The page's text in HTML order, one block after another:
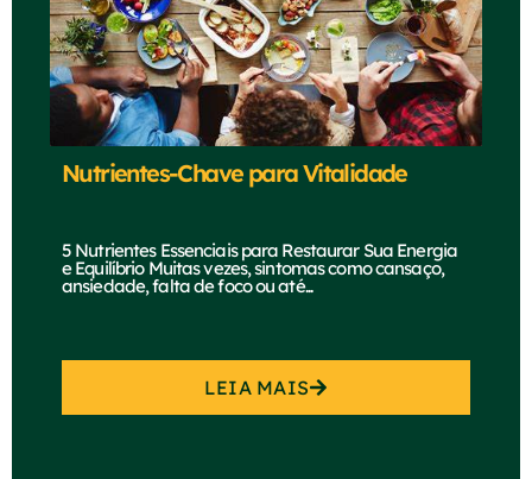
Nutrientes-Chave para Vitalidade
5 Nutrientes Essenciais para Restaurar Sua Energia
e Equilíbrio Muitas vezes, sintomas como cansaço,
ansiedade, falta de foco ou até...
LEIA MAIS